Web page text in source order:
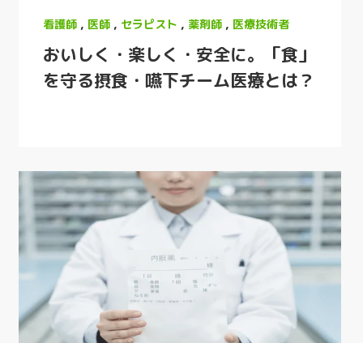
看護師 , 医師 , セラピスト , 薬剤師 , 医療技術者
おいしく・楽しく・安全に。「食」
を守る摂食・嚥下チーム医療とは？